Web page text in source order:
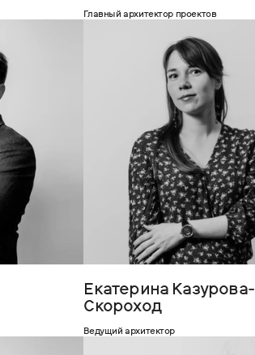
Главный архитектор проектов
Екатерина Казурова-
Скороход
Ведущий архитектор